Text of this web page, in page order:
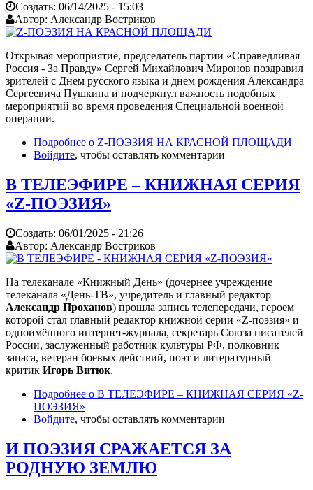
Создать: 06/14/2025 - 15:03
Автор: Александр Востриков
Открывая мероприятие, председатель партии «Справедливая
Россия - За Правду» Сергей Михайлович Миронов поздравил
зрителей с Днем русского языка и днем рождения Александра
Сергеевича Пушкина и подчеркнул важность подобных
мероприятий во время проведения Специальной военной
операции.
Подробнее о Z-ПОЭЗИЯ НА КРАСНОЙ ПЛОЩАДИ
Войдите, чтобы оставлять комментарии
В ТЕЛЕЭФИРЕ – КНИЖНАЯ СЕРИЯ
«Z-ПОЭЗИЯ»
Создать: 06/01/2025 - 21:26
Автор: Александр Востриков
На телеканале «Книжный День» (дочернее учреждение
телеканала «День-ТВ», учредитель и главный редактор –
Александр Проханов) прошла запись телепередачи, героем
которой стал главный редактор книжной серии «Z-поэзия» и
одноимённого интернет-журнала, секретарь Союза писателей
России, заслуженный работник культуры РФ, полковник
запаса, ветеран боевых действий, поэт и литературный
критик Игорь Витюк.
Подробнее о В ТЕЛЕЭФИРЕ – КНИЖНАЯ СЕРИЯ «Z-
ПОЭЗИЯ»
Войдите, чтобы оставлять комментарии
И ПОЭЗИЯ СРАЖАЕТСЯ ЗА
РОДНУЮ ЗЕМЛЮ